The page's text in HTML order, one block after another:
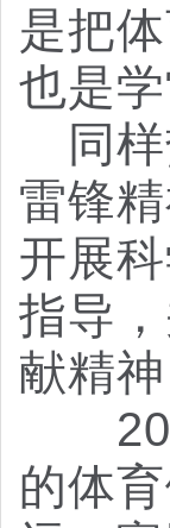
是把
也是
同
雷锋
开展
指导
献精
的体